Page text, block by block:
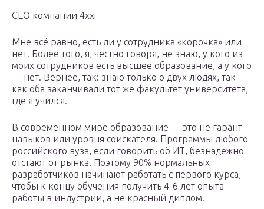
CEO компании 4xxi
Мне всё равно, есть ли у сотрудника «корочка» или
нет. Более того, я, честно говоря, не знаю, у кого из
моих сотрудников есть высшее образование, а у кого
— нет. Вернее, так: знаю только о двух людях, так
как оба заканчивали тот же факультет университета,
где я учился.
В современном мире образование — это не гарант
навыков или уровня соискателя. Программы любого
российского вуза, если говорить об ИТ, безнадежно
отстают от рынка. Поэтому 90% нормальных
разработчиков начинают работать с первого курса,
чтобы к концу обучения получить 4-6 лет опыта
работы в индустрии, а не красный диплом.